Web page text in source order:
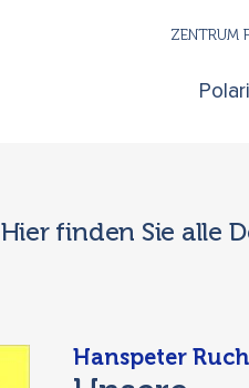
ZENTRUM
Hier finden Sie alle
Hanspeter Ruch